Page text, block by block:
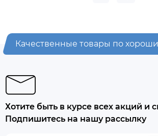
Качественные товары по
Хотите быть в курсе всех акций и
Подпишитесь на нашу рассылку